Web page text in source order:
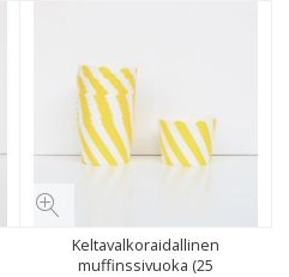
Keltavalkoraidallinen
muffinssivuoka (25